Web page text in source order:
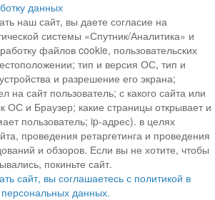
данных
наш сайт, вы даете согласие на
системы «Спутник/Аналитика» и
файлов cookie, пользовательских
тип и версия ОС, тип и
и разрешение его экрана;
на сайт пользователь; с какого сайта или
ОС и Браузер; какие страницы открывает и
пользователь; ip-адрес). в целях
проведения ретаргетинга и проведения
и обзоров. Если вы не хотите, чтобы
покиньте сайт.
сайт, вы соглашаетесь с политикой в
данных.